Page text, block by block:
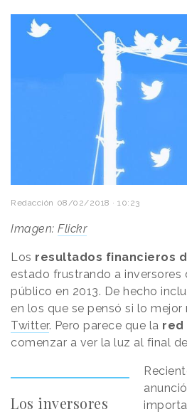
Redacción 08/02/2018 · 10:23
Imagen: Flickr
Los resultados financieros
estado frustrando a inversores
público en 2013. De hecho
en los que se pensó si lo mejor
Twitter. Pero parece que la red
comenzar a ver la luz al final
Los inversores